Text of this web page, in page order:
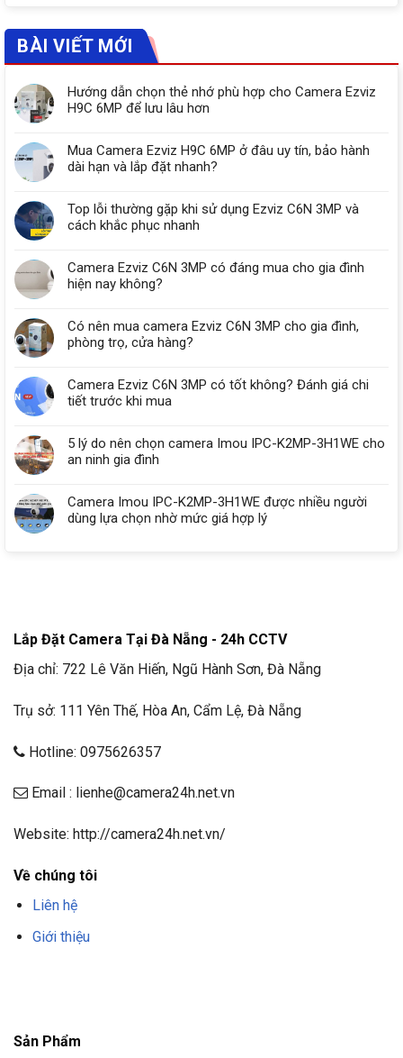
BÀI VIẾT MỚI
Hướng dẫn chọn thẻ nhớ phù hợp cho Camera Ezviz
H9C 6MP để lưu lâu hơn
Mua Camera Ezviz H9C 6MP ở đâu uy tín, bảo hành
dài hạn và lắp đặt nhanh?
Top lỗi thường gặp khi sử dụng Ezviz C6N 3MP và
cách khắc phục nhanh
Camera Ezviz C6N 3MP có đáng mua cho gia đình
hiện nay không?
Có nên mua camera Ezviz C6N 3MP cho gia đình,
phòng trọ, cửa hàng?
Camera Ezviz C6N 3MP có tốt không? Đánh giá chi
tiết trước khi mua
5 lý do nên chọn camera Imou IPC-K2MP-3H1WE cho
an ninh gia đình
Camera Imou IPC-K2MP-3H1WE được nhiều người
dùng lựa chọn nhờ mức giá hợp lý
Lắp Đặt Camera Tại Đà Nẵng - 24h CCTV
Địa chỉ: 722 Lê Văn Hiến, Ngũ Hành Sơn, Đà Nẵng
Trụ sở: 111 Yên Thế, Hòa An, Cẩm Lệ, Đà Nẵng
Hotline: 0975626357
Email : lienhe@camera24h.net.vn
Website: http://camera24h.net.vn/
Về chúng tôi
Liên hệ
Giới thiệu
Sản Phẩm